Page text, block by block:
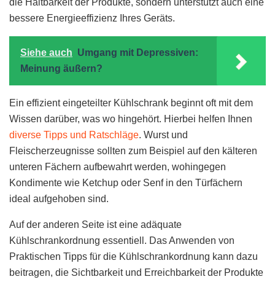
bessere Energieeffizienz Ihres Geräts.
Siehe auch Umgang mit Depressiven:
Meinung äußern?
Ein effizient eingeteilter Kühlschrank beginnt oft mit dem
Wissen darüber, was wo hingehört. Hierbei helfen Ihnen
diverse Tipps und Ratschläge. Wurst und
Fleischerzeugnisse sollten zum Beispiel auf den kälteren
unteren Fächern aufbewahrt werden, wohingegen
Kondimente wie Ketchup oder Senf in den Türfächern
ideal aufgehoben sind.
Auf der anderen Seite ist eine adäquate
Kühlschrankordnung essentiell. Das Anwenden von
Praktischen Tipps für die Kühlschrankordnung kann dazu
beitragen, die Sichtbarkeit und Erreichbarkeit der Produkte